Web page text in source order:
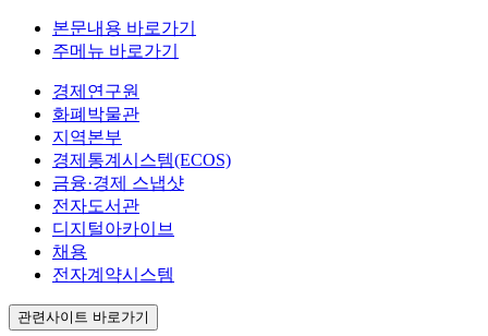
본문내용 바로가기
주메뉴 바로가기
경제연구원
화폐박물관
지역본부
경제통계시스템(ECOS)
금융·경제 스냅샷
전자도서관
디지털아카이브
채용
전자계약시스템
관련사이트 바로가기